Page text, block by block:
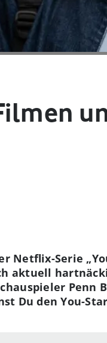
Netflix-Serie
aktuell
Penn
Du den You-